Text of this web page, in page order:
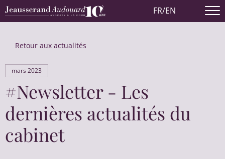
FR/EN
Retour aux actualités
mars 2023
#Newsletter - Les
dernières actualités du
cabinet